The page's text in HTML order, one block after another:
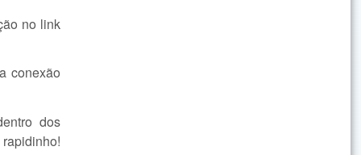
no link
conexão
dos